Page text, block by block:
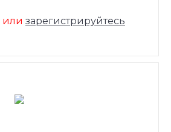
или зарегистрируйтесь